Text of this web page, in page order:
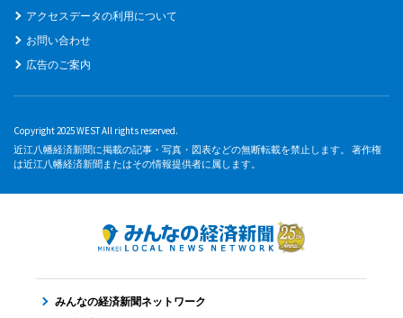
アクセスデータの利用について
お問い合わせ
広告のご案内
Copyright 2025 WEST All rights reserved.
近江八幡経済新聞に掲載の記事・写真・図表などの無断転載を禁止します。 著作権
は近江八幡経済新聞またはその情報提供者に属します。
みんなの経済新聞ネットワーク